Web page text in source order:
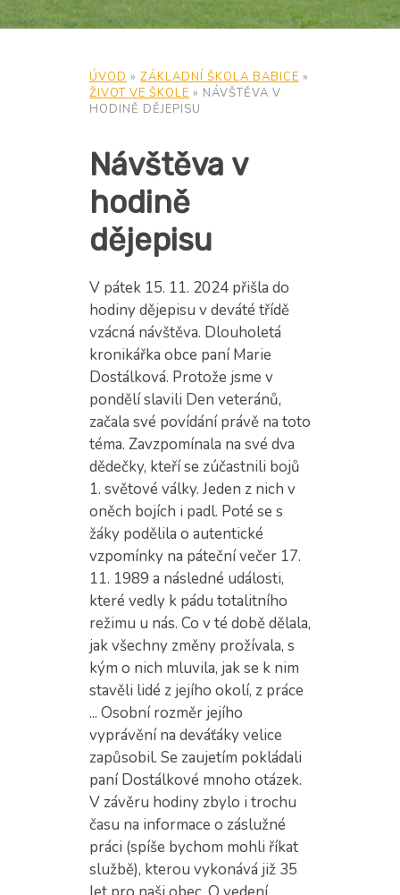
ÚVOD » ZÁKLADNÍ ŠKOLA BABICE »
ŽIVOT VE ŠKOLE » NÁVŠTĚVA V
HODINĚ DĚJEPISU
Návštěva v
hodině
dějepisu
V pátek 15. 11. 2024 přišla do
hodiny dějepisu v deváté třídě
vzácná návštěva. Dlouholetá
kronikářka obce paní Marie
Dostálková. Protože jsme v
pondělí slavili Den veteránů,
začala své povídání právě na toto
téma. Zavzpomínala na své dva
dědečky, kteří se zúčastnili bojů
1. světové války. Jeden z nich v
oněch bojích i padl. Poté se s
žáky podělila o autentické
vzpomínky na páteční večer 17.
11. 1989 a následné události,
které vedly k pádu totalitního
režimu u nás. Co v té době dělala,
jak všechny změny prožívala, s
kým o nich mluvila, jak se k nim
stavěli lidé z jejího okolí, z práce
... Osobní rozměr jejího
vyprávění na deváťáky velice
zapůsobil. Se zaujetím pokládali
paní Dostálkové mnoho otázek.
V závěru hodiny zbylo i trochu
času na informace o záslužné
práci (spíše bychom mohli říkat
službě), kterou vykonává již 35